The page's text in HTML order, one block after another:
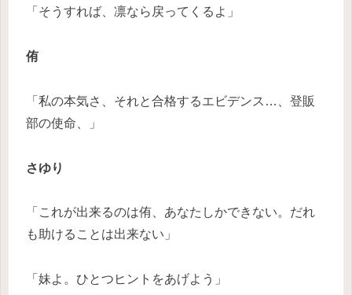
「そうすれば、凛なら戻ってくるよ」
侑
「私の本気さ、それと合格するエビデンス…、登販
部の使命、」
さゆり
「これが出来るのは侑、あなたしかできない。だれ
も助けることは出来ない」
「妹よ。ひとつヒントをあげよう」